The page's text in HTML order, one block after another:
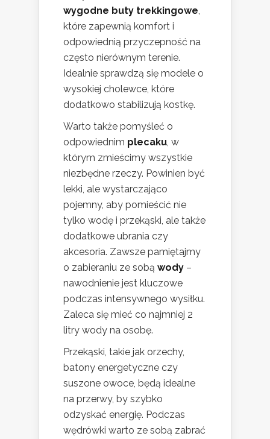
wygodne buty trekkingowe,
które zapewnią komfort i
odpowiednią przyczepność na
często nierównym terenie.
Idealnie sprawdzą się modele o
wysokiej cholewce, które
dodatkowo stabilizują kostkę.
Warto także pomyśleć o
odpowiednim plecaku, w
którym zmieścimy wszystkie
niezbędne rzeczy. Powinien być
lekki, ale wystarczająco
pojemny, aby pomieścić nie
tylko wodę i przekąski, ale także
dodatkowe ubrania czy
akcesoria. Zawsze pamiętajmy
o zabieraniu ze sobą wody –
nawodnienie jest kluczowe
podczas intensywnego wysiłku.
Zaleca się mieć co najmniej 2
litry wody na osobę.
Przekąski, takie jak orzechy,
batony energetyczne czy
suszone owoce, będą idealne
na przerwy, by szybko
odzyskać energię. Podczas
wędrówki warto ze sobą zabrać